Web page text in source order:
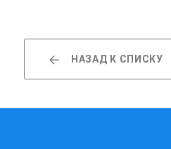
НАЗАД К СПИСКУ